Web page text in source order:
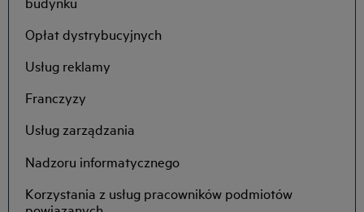
Opłat dystrybucyjnych
Usług reklamy
Franczyzy
Usług zarządzania
Nadzoru informatycznego
Korzystania z usług pracowników podmiotów